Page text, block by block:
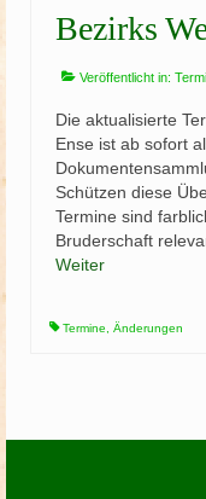
Bezirks
Veröffentlicht in:
Die aktualisierte
Ense ist ab sofort
Schützen diese
Termine sind
Bruderschaft
Weiter
Termine Änderungen